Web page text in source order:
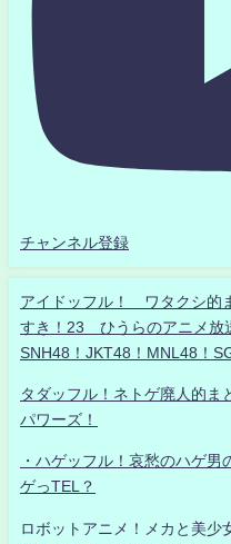
チャンネル登録
アイドッフル！ ワタクシ的
すき！23 ひうらのアニメ放
SNH48！JKT48！MNL48！
タダッフル！ネトゲ廃人的ま
パワーズ！
・ハゲッフル！哀愁のハゲ
ゲっTEL？
ロボットアニメ！メカと美少